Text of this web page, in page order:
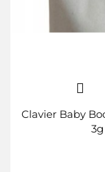
Clavier Baby